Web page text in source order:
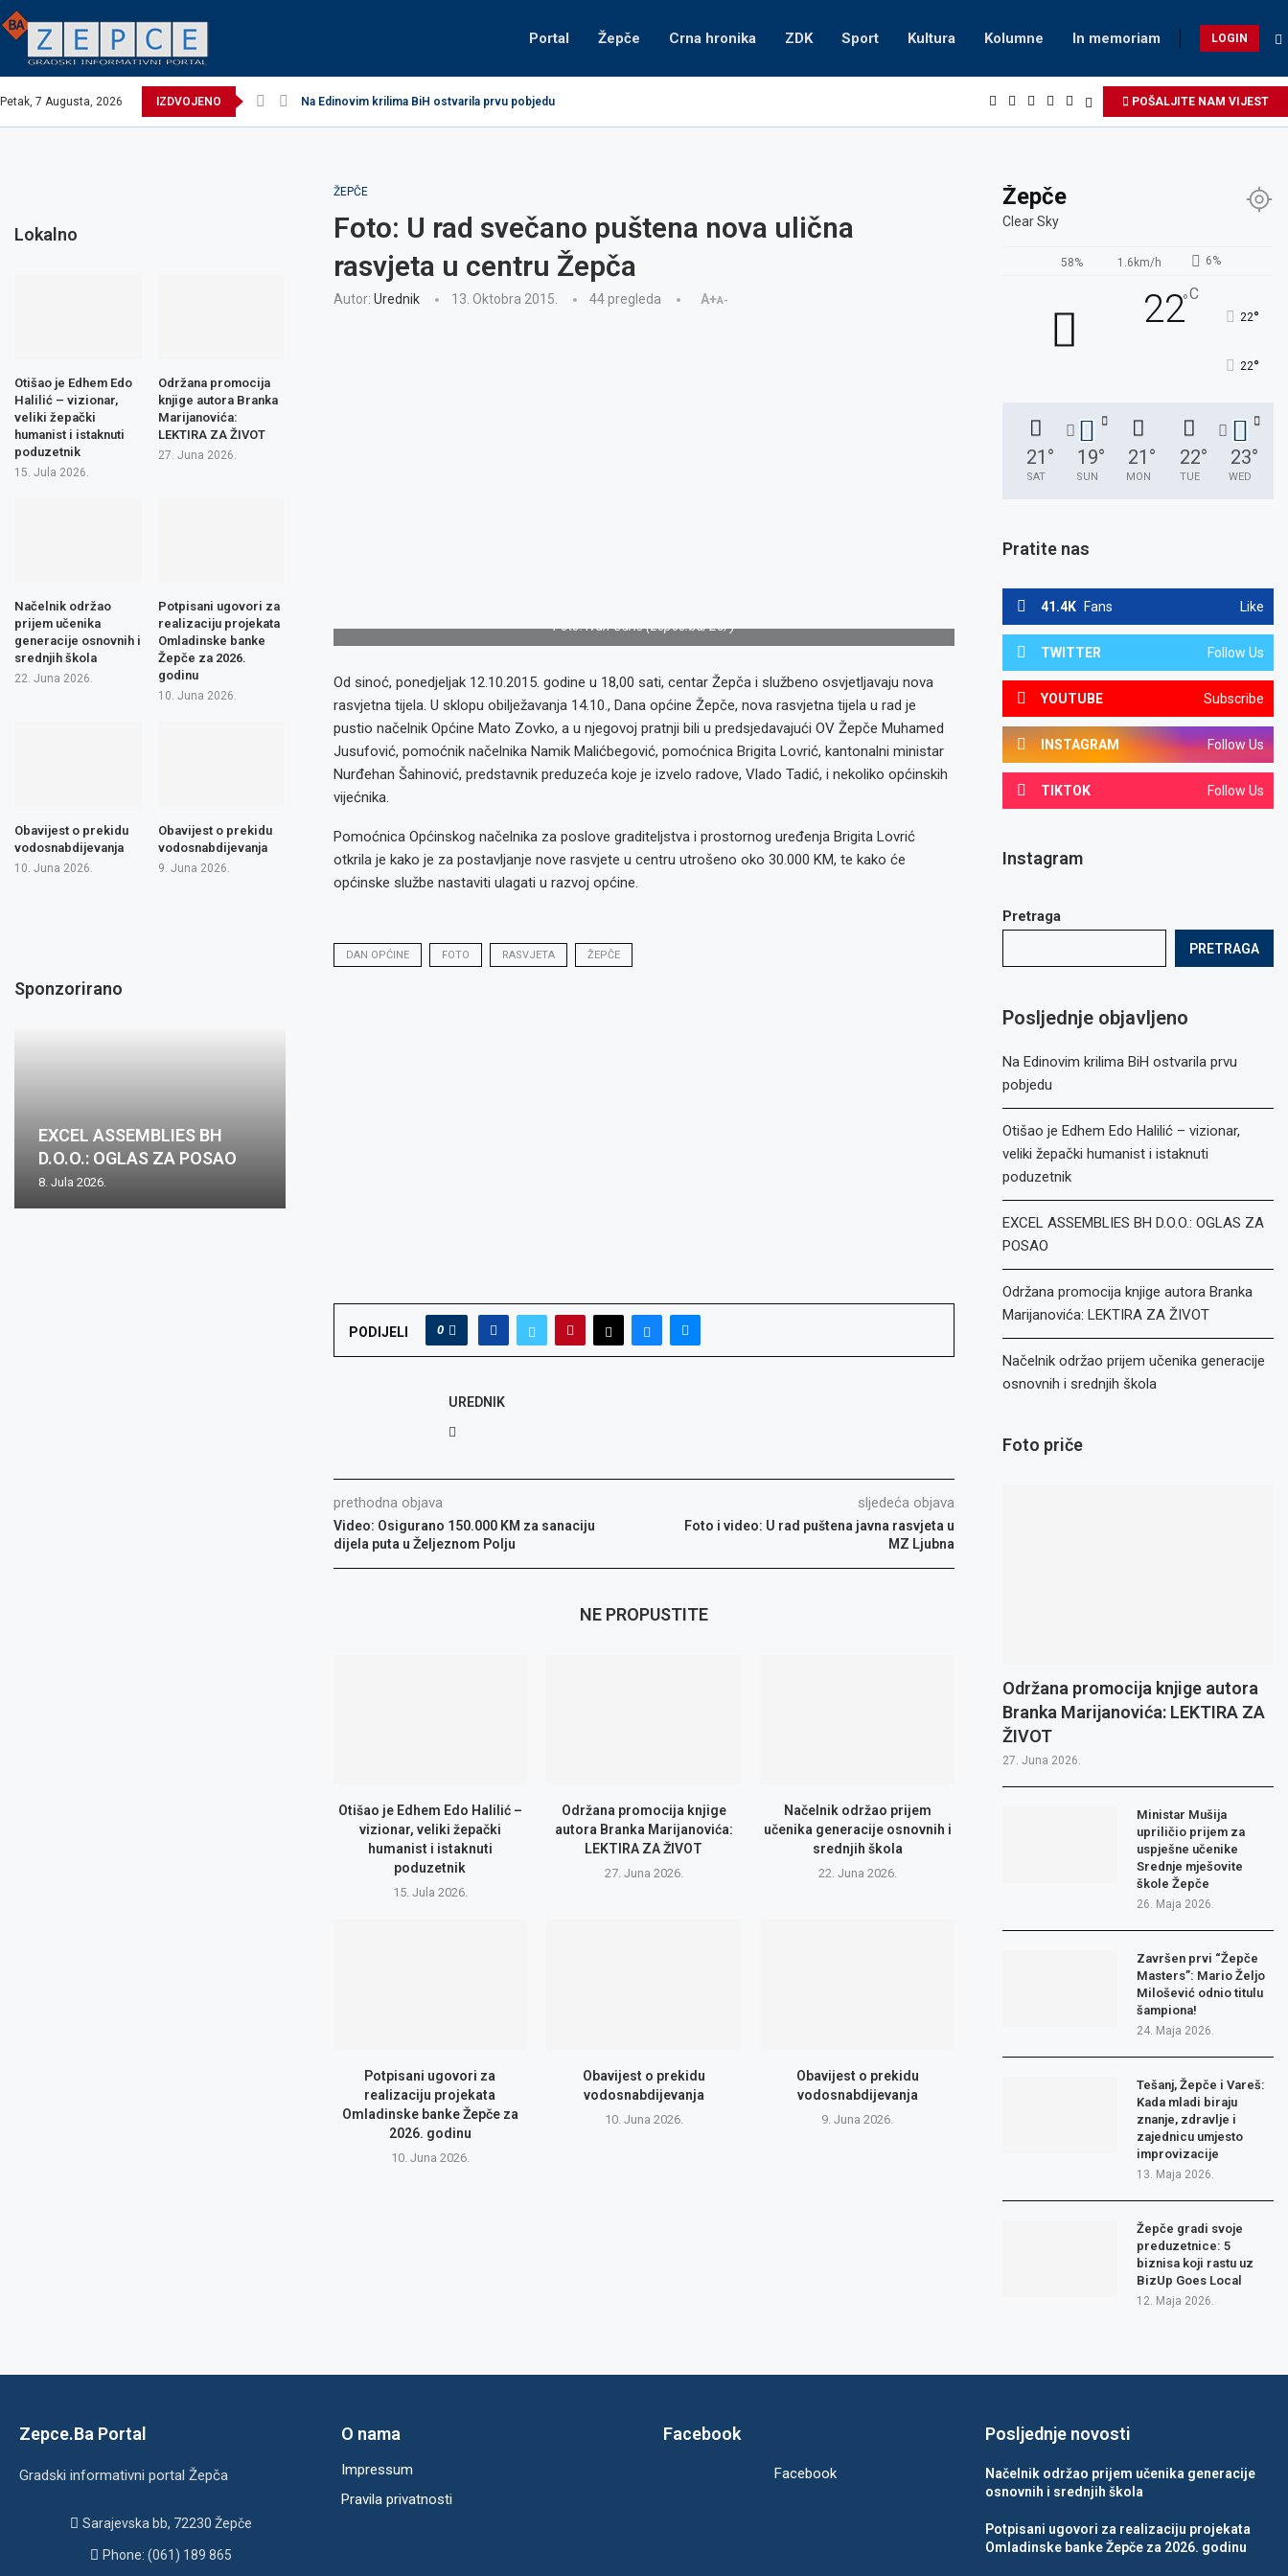
Portal Žepče Crna hronika ZDK Sport Kultura Kolumne In memoriam LOGIN
Petak, 7 Augusta, 2026 IZDVOJENO Na Edinovim krilima BiH ostvarila prvu pobjedu POŠALJITE NAM VIJEST
ŽEPČE
Foto: U rad svečano puštena nova ulična
rasvjeta u centru Žepča
Autor: Urednik 13. Oktobra 2015. 44pregleda A+A-
Foto: Ivan Ćurić (zepce.ba/25/)
Od sinoć, ponedjeljak 12.10.2015. godine u 18,00 sati, centar Žepča i službeno osvjetljavaju nova
rasvjetna tijela. U sklopu obilježavanja 14.10., Dana općine Žepče, nova rasvjetna tijela u rad je
pustio načelnik Općine Mato Zovko, a u njegovoj pratnji bili u predsjedavajući OV Žepče Muhamed
Jusufović, pomoćnik načelnika Namik Malićbegović, pomoćnica Brigita Lovrić, kantonalni ministar
Nurđehan Šahinović, predstavnik preduzeća koje je izvelo radove, Vlado Tadić, i nekoliko općinskih
vijećnika.
Pomoćnica Općinskog načelnika za poslove graditeljstva i prostornog uređenja Brigita Lovrić
otkrila je kako je za postavljanje nove rasvjete u centru utrošeno oko 30.000 KM, te kako će
općinske službe nastaviti ulagati u razvoj općine.
DAN OPĆINE FOTO RASVJETA ŽEPČE
PODIJELI 0
UREDNIK
prethodna objava
Video: Osigurano 150.000 KM za sanaciju
dijela puta u Željeznom Polju
sljedeća objava
Foto i video: U rad puštena javna rasvjeta u
MZ Ljubna
NE PROPUSTITE
Otišao je Edhem Edo Halilić –
vizionar, veliki žepački
humanist i istaknuti
poduzetnik
15. Jula 2026.
Održana promocija knjige
autora Branka Marijanovića:
LEKTIRA ZA ŽIVOT
27. Juna 2026.
Načelnik održao prijem
učenika generacije osnovnih i
srednjih škola
22. Juna 2026.
Potpisani ugovori za
realizaciju projekata
Omladinske banke Žepče za
2026. godinu
10. Juna 2026.
Obavijest o prekidu
vodosnabdijevanja
10. Juna 2026.
Obavijest o prekidu
vodosnabdijevanja
9. Juna 2026.
Žepče
Clear Sky
58% 1.6km/h 6%
22°C
22°
22°
21 °
SAT
19°
SUN
21 °
MON
22°
TUE
23°
WED
Pratite nas
41.4K Fans Like
TWITTER Follow Us
YOUTUBE Subscribe
INSTAGRAM Follow Us
TIKTOK Follow Us
Instagram
Pretraga
PRETRAGA
Posljednje objavljeno
Na Edinovim krilima BiH ostvarila prvu
pobjedu
Otišao je Edhem Edo Halilić – vizionar,
veliki žepački humanist i istaknuti
poduzetnik
EXCEL ASSEMBLIES BH D.O.O.: OGLAS ZA
POSAO
Održana promocija knjige autora Branka
Marijanovića: LEKTIRA ZA ŽIVOT
Načelnik održao prijem učenika generacije
osnovnih i srednjih škola
Foto priče
Održana promocija knjige autora
Branka Marijanovića: LEKTIRA ZA
ŽIVOT
27. Juna 2026.
Ministar Mušija
upriličio prijem za
uspješne učenike
Srednje mješovite
škole Žepče
26. Maja 2026.
Završen prvi “Žepče
Masters”: Mario Željo
Milošević odnio titulu
šampiona!
24. Maja 2026.
Tešanj, Žepče i Vareš:
Kada mladi biraju
znanje, zdravlje i
zajednicu umjesto
improvizacije
13. Maja 2026.
Žepče gradi svoje
preduzetnice: 5
biznisa koji rastu uz
BizUp Goes Local
12. Maja 2026.
Lokalno
Otišao je Edhem Edo
Halilić – vizionar,
veliki žepački
humanist i istaknuti
poduzetnik
15. Jula 2026.
Održana promocija
knjige autora Branka
Marijanovića:
LEKTIRA ZA ŽIVOT
27. Juna 2026.
Načelnik održao
prijem učenika
generacije osnovnih i
srednjih škola
22. Juna 2026.
Potpisani ugovori za
realizaciju projekata
Omladinske banke
Žepče za 2026.
godinu
10. Juna 2026.
Obavijest o prekidu
vodosnabdijevanja
10. Juna 2026.
Obavijest o prekidu
vodosnabdijevanja
9. Juna 2026.
Sponzorirano
EXCEL ASSEMBLIES BH
D.O.O.: OGLAS ZA POSAO
8. Jula 2026.
Zepce.Ba Portal
Gradski informativni portal Žepča
Sarajevska bb, 72230 Žepče
Phone: (061) 189 865
O nama
Impressum
Pravila privatnosti
Facebook
Facebook
Posljednje novosti
Načelnik održao prijem učenika generacije
osnovnih i srednjih škola
Potpisani ugovori za realizaciju projekata
Omladinske banke Žepče za 2026. godinu